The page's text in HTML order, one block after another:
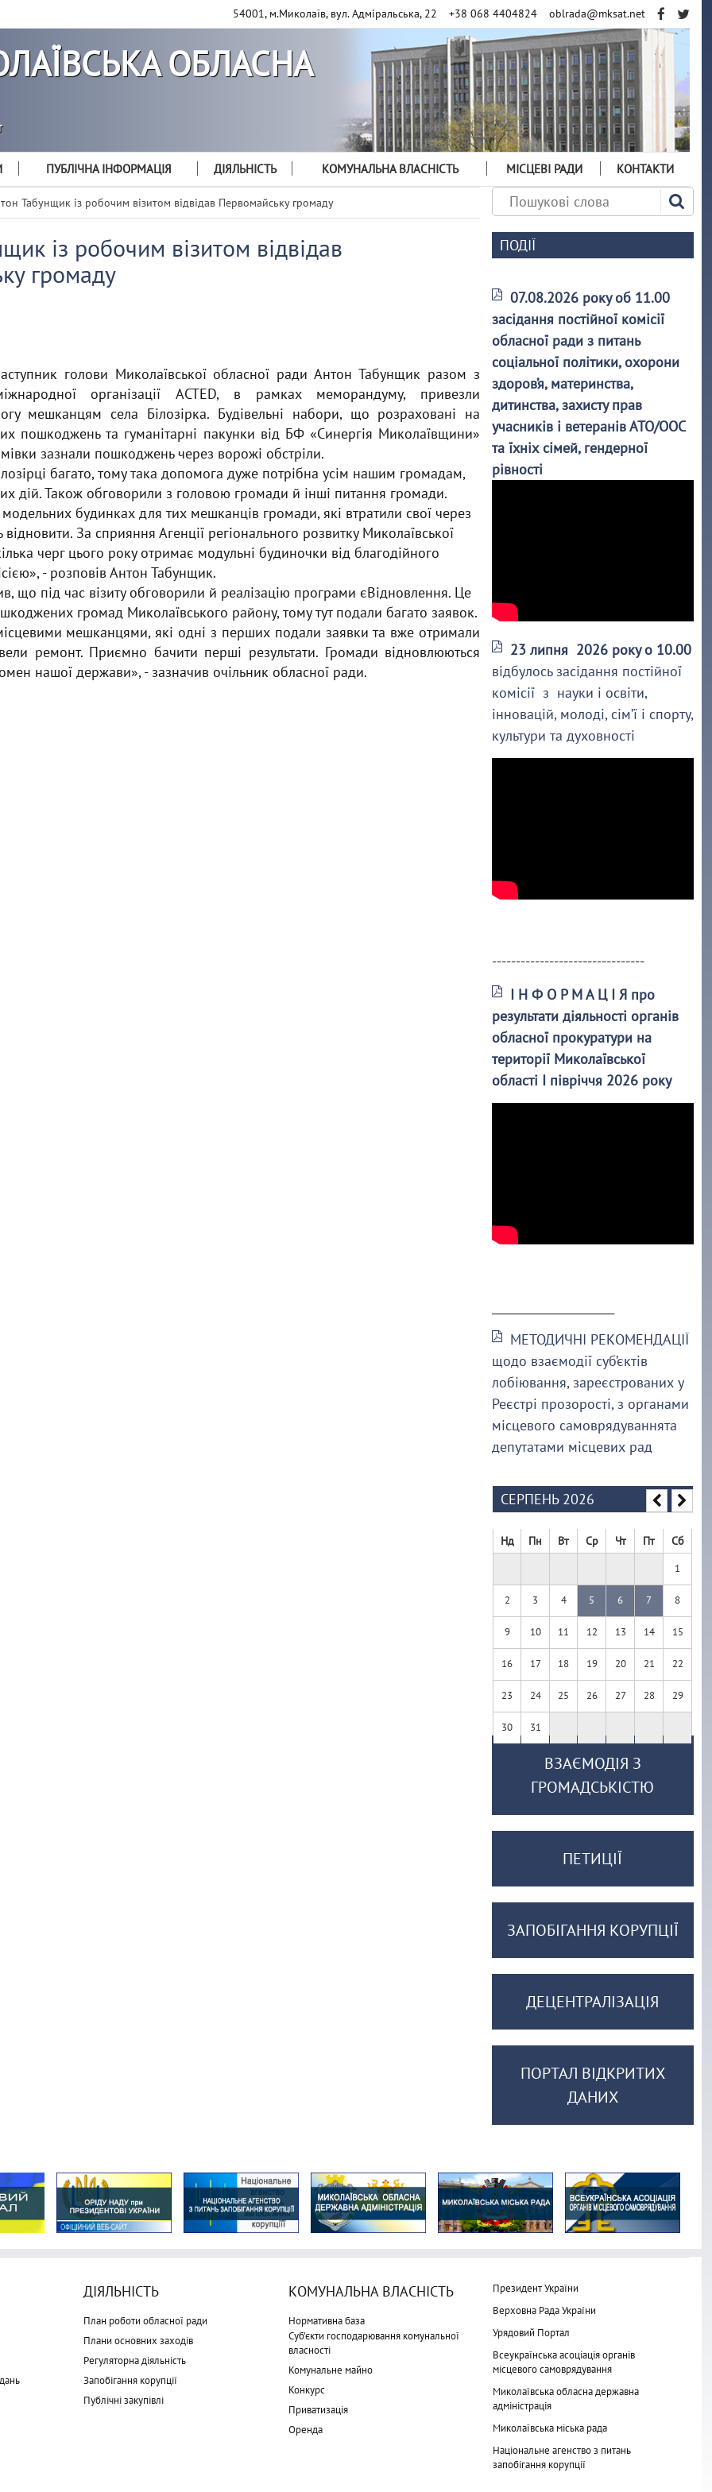
54001, м.Миколаїв, вул. Адміральська, 22 +38 068 4404824 oblrada@mksat.net
ОБЛАСНА
ПУБЛІЧНА ІНФОРМАЦІЯ ДІЯЛЬНІСТЬ КОМУНАЛЬНА ВЛАСНІСТЬ МІСЦЕВІ РАДИ КОНТАКТИ
Табунщик із робочим візитом відвідав Первомайську громаду
із робочим візитом відвідав
громаду
голови Миколаївської обласної ради Антон Табунщик разом з
організації ACTED, в рамках меморандуму, привезли
мешканцям села Білозірка. Будівельні набори, що розраховані на
пошкоджень та гуманітарні пакунки від БФ «Синергія Миколаївщини»
зазнали пошкоджень через ворожі обстріли.
багато, тому така допомога дуже потрібна усім нашим громадам,
дій. Також обговорили з головою громади й інші питання громади.
будинках для тих мешканців громади, які втратили свої через
відновити. За сприяння Агенції регіонального розвитку Миколаївської
черг цього року отримає модульні будиночки від благодійного
- розповів Антон Табунщик.
що під час візиту обговорили й реалізацію програми єВідновлення. Це
громад Миколаївського району, тому тут подали багато заявок.
мешканцями, які одні з перших подали заявки та вже отримали
ремонт. Приємно бачити перші результати. Громади відновлюються
нашої держави», - зазначив очільник обласної ради.
ПОДІЇ
07.08.2026 року об 11.00
засідання постійної комісії
обласної ради з питань
соціальної політики, охорони
здоров’я, материнства,
дитинства, захисту прав
учасників і ветеранів АТО/ООС
та їхніх сімей, гендерної
рівності
23 липня 2026 року о 10.00
відбулось засідання постійної
комісії з науки і освіти,
інновацій, молоді, сім’ї і спорту,
культури та духовності
--------------------------------
І Н Ф О Р М А Ц І Я про
результати діяльності органів
обласної прокуратури на
території Миколаївської
області І півріччя 2026 року
МЕТОДИЧНІ РЕКОМЕНДАЦІЇ
щодо взаємодії суб’єктів
лобіювання, зареєстрованих у
Реєстрі прозорості, з органами
місцевого самоврядуваннята
депутатами місцевих рад
СЕРПЕНЬ 2026
Нд Пн Вт Ср Чт Пт Сб
1
2 3 4 5 6 7 8
9 10 11 12 13 14 15
16 17 18 19 20 21 22
23 24 25 26 27 28 29
30 31
ВЗАЄМОДІЯ З
ГРОМАДСЬКІСТЮ
ПЕТИЦІЇ
ЗАПОБІГАННЯ КОРУПЦІЇ
ДЕЦЕНТРАЛІЗАЦІЯ
ПОРТАЛ ВІДКРИТИХ
ДАНИХ
ДІЯЛЬНІСТЬ
План роботи обласної ради
Плани основних заходів
Регуляторна діяльність
Запобігання корупції
Публічні закупівлі
КОМУНАЛЬНА ВЛАСНІСТЬ
Нормативна база
Суб'єкти господарювання комунальної
власності
Комунальне майно
Конкурс
Приватизація
Оренда
Президент України
Верховна Рада України
Урядовий Портал
Всеукраїнська асоціація органів
місцевого самоврядування
Миколаївська обласна державна
адміністрація
Миколаївська міська рада
Національне агенство з питань
запобігання корупції